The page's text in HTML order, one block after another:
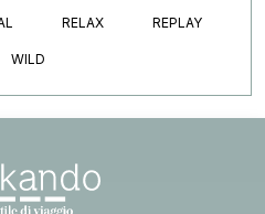
RELAX REPLAY
WILD